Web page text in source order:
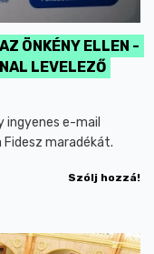
ÖNKÉNY ELLEN -
LEVELEZŐ
ingyenes e-mail
maradékát.
Szólj hozzá!